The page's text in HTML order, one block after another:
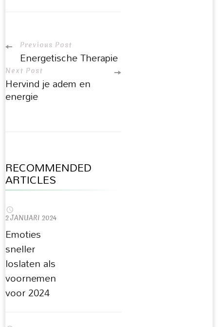
Previous Post
Energetische Therapie
Next Post
Hervind je adem en
energie
RECOMMENDED
ARTICLES
2 JANUARI 2024
Emoties
sneller
loslaten als
voornemen
voor 2024